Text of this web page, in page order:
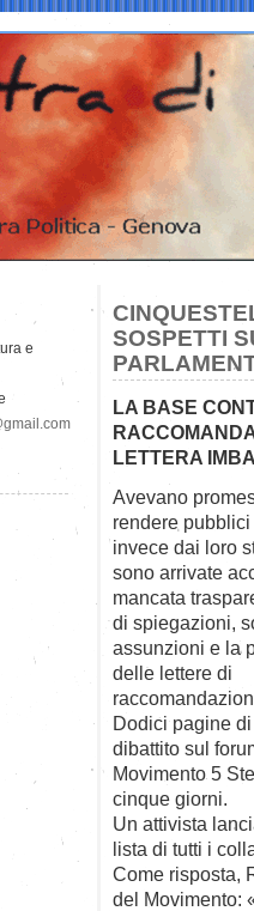
SOSPETTI
LA BASE
LETTERA
Avevano
rendere pubblici
invece dai loro
sono arrivate
mancata
di spiegazioni,
assunzioni e la
delle lettere di
Dodici pagine
dibattito sul
Movimento 5
cinque giorni.
Un attivista
lista di tutti i
Come risposta,
del Movimento:
e